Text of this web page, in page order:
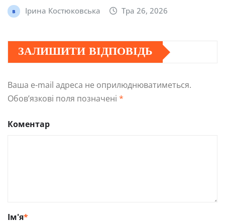
Ірина Костюковська Тра 26, 2026
ЗАЛИШИТИ ВІДПОВІДЬ
Ваша e-mail адреса не оприлюднюватиметься.
Обов’язкові поля позначені *
Коментар
Ім'я*